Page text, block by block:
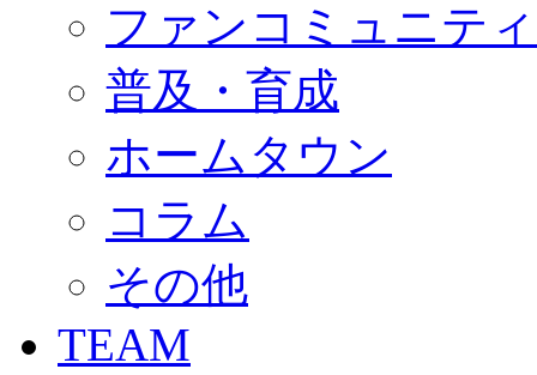
コーチ&スタッフ
ジュニア
ジュニアユース
ユース
練習拠点（ナラディーア）
SCHOOL
CLUB
パートナー募集
クラブ理念
サステナビリティ
Web制作支援
応援プロジェクト
ファンコミュニティ
普及・育成
ホームタウン
コラム
その他
TEAM